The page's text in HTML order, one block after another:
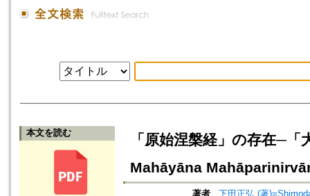
本文を読む
「原始涅槃経」の存在─
Mahāyāna
著者 下田正弘 (著